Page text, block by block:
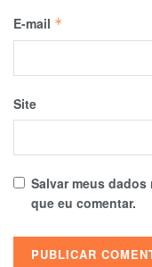
E-mail *
Site
Salvar meus
que eu comentar.